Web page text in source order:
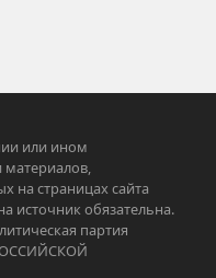
или ином
материалов,
на страницах сайта
источник обязательна.
партия